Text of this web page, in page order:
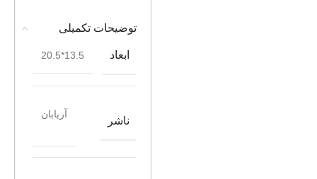
توضیحات تکمیلی
ابعاد 13.5*20.5
ناشر
آریابان